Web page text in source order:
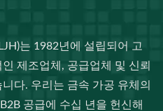
는 1982년에 설립되어 고
제조업체, 공급업체 및 신뢰
다. 우리는 금속 가공 유체의
공급에 수십 년을 헌신해